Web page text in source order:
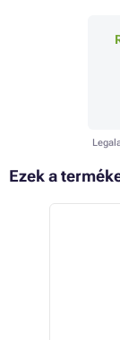
Ezek a